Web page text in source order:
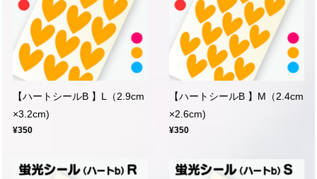
【ハートシールB 】L（2.9cm
×3.2cm)
¥350
【ハートシールB 】M（2.4cm
×2.6cm)
¥350